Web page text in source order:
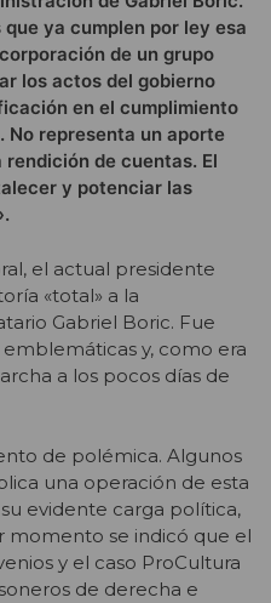
ya cumplen por ley esa
de un grupo
los actos del gobierno
en el cumplimiento
No representa un aporte
de cuentas. El
y potenciar las
el actual presidente
«total» a la
Gabriel Boric. Fue
y, como era
a los pocos días de
de polémica. Algunos
una operación de esta
evidente carga política,
momento se indicó que el
y el caso ProCultura
de derecha e